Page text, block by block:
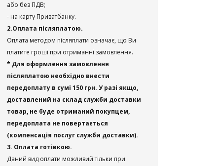
або без ПДВ;
- на карту Приватбанку.
2.Оплата післяплатою.
Оплата методом післяплати означає, що Ви
платите гроші при отриманні замовлення.
* Для оформлення замовлення
післяплатою необхідно внести
передоплату в сумі 150 грн. У разі якщо,
доставлений на склад служби доставки
товар, не буде отриманий покупцем,
передоплата не повертається
(компенсація послуг служби доставки).
3. Оплата готівкою.
Даний вид оплати можливий тільки при